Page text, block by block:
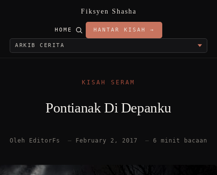
Fiksyen Shasha
HOME HANTAR KISAH →
KISAH SERAM
Pontianak Di Depanku
Oleh EditorFs — February 2, 2017 — 6 minit bacaan